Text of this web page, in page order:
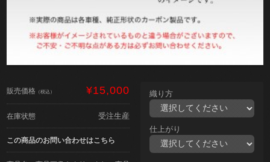
販売価格 （税込） ¥15,000
在庫状態 受注生産
この商品のお問い合わせはこちら
織り方
仕上がり